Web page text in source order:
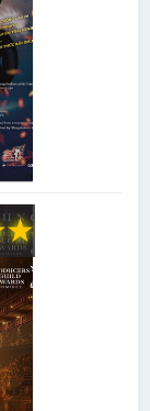
★